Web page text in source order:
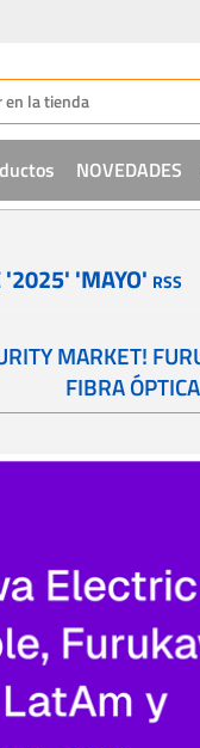
Telefonía
Sistemas de acceso
Incendio
NOVEDADES
'2025' 'MAYO' RSS
MARKET!
FIBRA